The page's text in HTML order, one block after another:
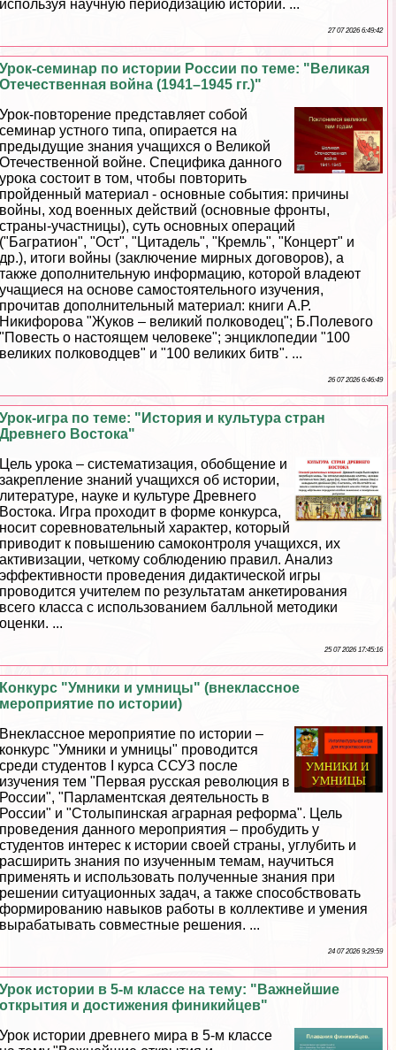
используя научную периодизацию истории. ...
27 07 2026 6:49:42
Урок-семинар по истории России по теме: "Великая
Отечественная война (1941–1945 гг.)"
Урок-повторение представляет собой
семинар устного типа, опирается на
предыдущие знания учащихся о Великой
Отечественной войне. Специфика данного
урока состоит в том, чтобы повторить
пройденный материал - основные события: причины
войны, ход военных действий (основные фронты,
страны-участницы), суть основных операций
("Багратион", "Ост", "Цитадель", "Кремль", "Концерт" и
др.), итоги войны (заключение мирных договоров), а
также дополнительную информацию, которой владеют
учащиеся на основе самостоятельного изучения,
прочитав дополнительный материал: книги А.Р.
Никифорова "Жуков – великий полководец"; Б.Полевого
"Повесть о настоящем человеке"; энциклопедии "100
великих полководцев" и "100 великих битв". ...
26 07 2026 6:46:49
Урок-игра по теме: "История и культура стран
Древнего Востока"
Цель урока – систематизация, обобщение и
закрепление знаний учащихся об истории,
литературе, науке и культуре Древнего
Востока. Игра проходит в форме конкурса,
носит соревновательный хаpaктер, который
приводит к повышению самоконтроля учащихся, их
активизации, четкому соблюдению правил. Анализ
эффективности проведения дидактической игры
проводится учителем по результатам анкетирования
всего класса с использованием балльной методики
оценки. ...
25 07 2026 17:45:16
Конкурс "Умники и умницы" (внеклассное
мероприятие по истории)
Внеклассное мероприятие по истории –
конкурс "Умники и умницы" проводится
среди студентов I курса ССУЗ после
изучения тем "Первая русская революция в
России", "Парламентская деятельность в
России" и "Столыпинская аграрная реформа". Цель
проведения данного мероприятия – пробудить у
студентов интерес к истории своей страны, углубить и
расширить знания по изученным темам, научиться
применять и использовать полученные знания при
решении ситуационных задач, а также способствовать
формированию навыков работы в коллективе и умения
выpaбатывать совместные решения. ...
24 07 2026 9:29:59
Урок истории в 5-м классе на тему: "Важнейшие
открытия и достижения финикийцев"
Урок истории древнего мира в 5-м классе